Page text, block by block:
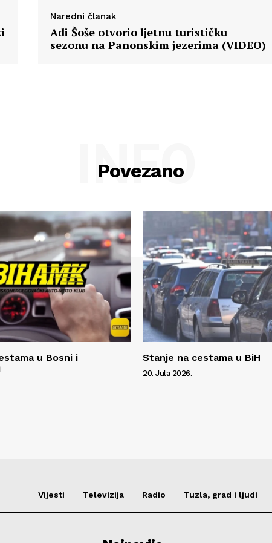
Naredni članak
Adi Šoše otvorio ljetnu turističku
sezonu na Panonskim jezerima (VIDEO)
Povezano
INFO
u Bosni i
Stanje na cestama u BiH
20. Jula 2026.
Vijesti Televizija Radio Tuzla, grad i ljudi